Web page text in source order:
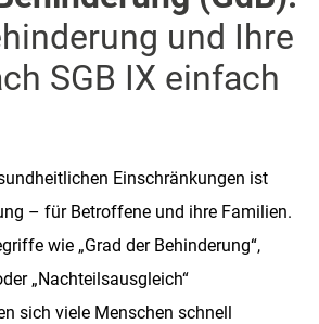
und Ihre
SGB IX einfach
Einschränkungen ist
– für Betroffene und ihre Familien.
wie „Grad der Behinderung“,
„Nachteilsausgleich“
sich viele Menschen schnell